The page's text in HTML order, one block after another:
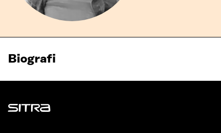
Biografi
Sitra